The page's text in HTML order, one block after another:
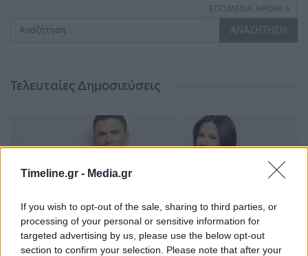
Timeline.gr - Media.gr
If you wish to opt-out of the sale, sharing to third parties, or
processing of your personal or sensitive information for
targeted advertising by us, please use the below opt-out
section to confirm your selection. Please note that after your
ΕΠΌΜΕΝΑ ΆΡΘΡΑ
Τελευταίες Δημοσιεύσεις